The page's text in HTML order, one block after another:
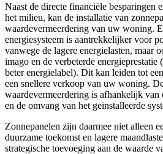
Naast de directe financiële besparingen
het milieu, kan de installatie van
waardevermeerdering van uw woning.
energiesysteem is aantrekkelijker voor
vanwege de lagere energielasten, maar
imago en de verbeterde energieprestatie
beter energielabel). Dit kan leiden tot
een snellere verkoop van uw woning.
waardevermeerdering is afhankelijk van
en de omvang van het geïnstalleerde
Zonnepanelen zijn daarmee niet alleen
duurzame toekomst en lagere
strategische toevoeging aan de waarde